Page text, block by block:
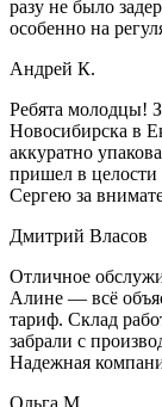
разу не было
особенно на
Андрей К.
Ребята молодцы!
Новосибирска в
аккуратно
пришел в
Сергею за
Дмитрий Власов
Отличное
Алине — всё
тариф. Склад
забрали с
Надежная